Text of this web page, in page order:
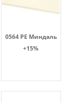
0564 PE Миндаль
+15%